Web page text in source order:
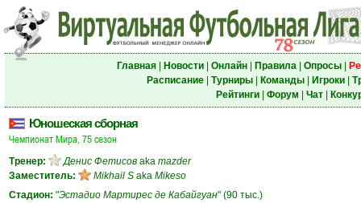
Главная| Новости| Онлайн| Правила| Опросы|
Расписание| Турниры| Команды| Игроки|
Рейтинги| Форум Чат|
Юношеская сборная
Чемпионат Мира, 75 сезон
Тренер: Денис Фетисов aka mazder
Заместитель:
Mikhail S aka Mikeso
Стадион: "Эстадио Мартирес де Кабайгуан" (90 тыс.)